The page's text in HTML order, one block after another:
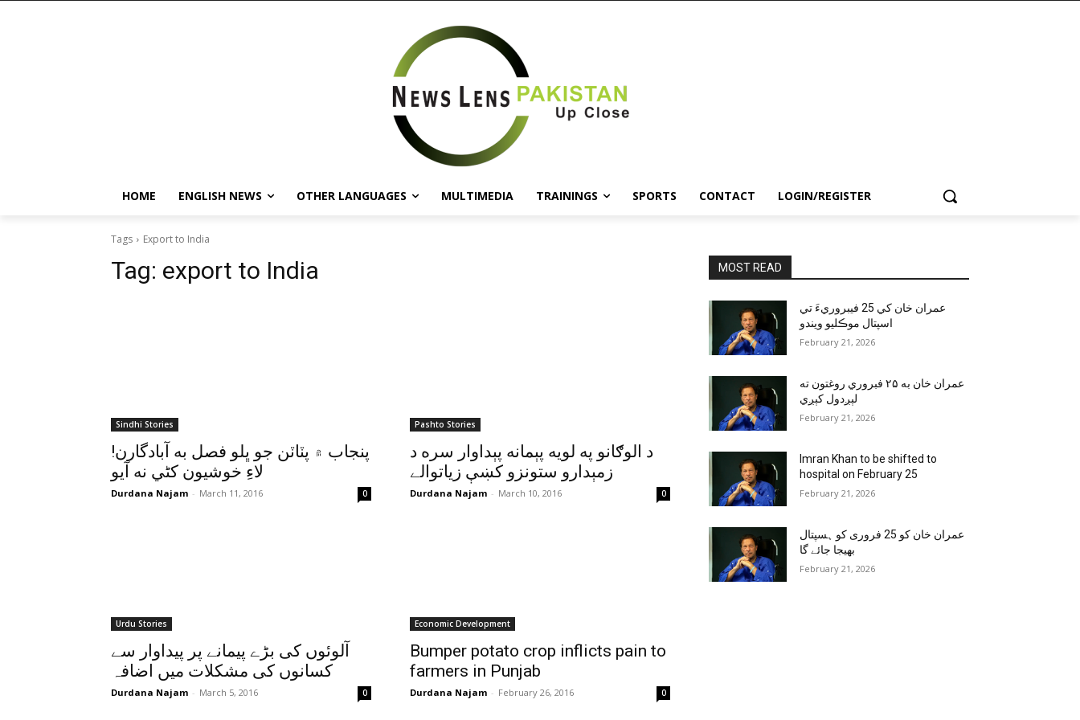
HOME ENGLISH NEWS OTHER LANGUAGES MULTIMEDIA TRAININGS SPORTS CONTACT LOGIN/REGISTER
Tags Export to India
Tag: export to India
Sindhi Stories
!پنجاب ۾ پٽاٽن جو ڀلو فصل به آبادگارن
لاءِ خوشيون کڻي نه آيو
Durdana Najam - March 11, 2016 0
Pashto Stories
د الوګانو په لويه پېمانه پېداوار سره د
زمېدارو ستونزو کښې زياتوالے
Durdana Najam - March 10, 2016 0
Urdu Stories
آلوئوں کی بڑے پیمانے پر پیداوار سے
کسانوں کی مشکلات میں اضافہ
Durdana Najam - March 5, 2016 0
Economic Development
Bumper potato crop inflicts pain to
farmers in Punjab
Durdana Najam - February 26, 2016 0
MOST READ
عمران خان کي 25 فيبروريءَ تي
اسپتال موڪليو ويندو
February 21, 2026
عمران خان به ۲۵ فبروري روغتون ته
لېږدول کېږي
February 21, 2026
Imran Khan to be shifted to
hospital on February 25
February 21, 2026
عمران خان کو 25 فروری کو ہسپتال
بھیجا جائے گا
February 21, 2026